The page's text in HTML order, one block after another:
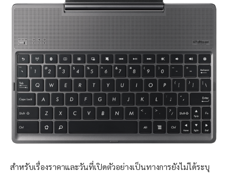
สำหรับเรื่องราคาและวันที่เปิดตัวอย่างเป็นทางการยังไม่ได้ระบุ